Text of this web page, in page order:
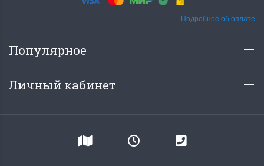
Подробнее об оплате
Популярное
Личный кабинет